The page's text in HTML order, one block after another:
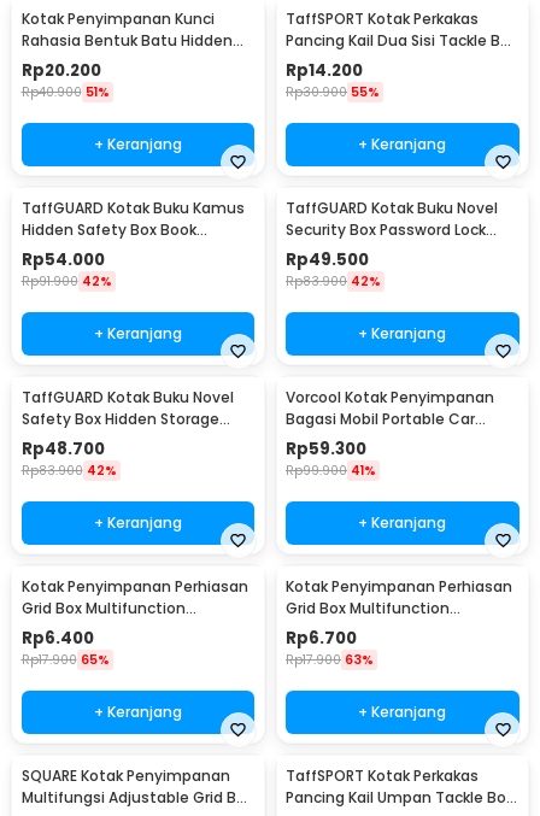
Kotak Penyimpanan Kunci
Rahasia Bentuk Batu Hidden
Key Box - B0521
Rp20.200
Rp40.900 51%
+ Keranjang
TaffSPORT Kotak Perkakas
Pancing Kail Dua Sisi Tackle Box
14 Grid - LX01
Rp14.200
Rp30.900 55%
+ Keranjang
TaffGUARD Kotak Buku Kamus
Hidden Safety Box Book
Password Lock Size S - KB-10P
Rp54.000
Rp91.900 42%
+ Keranjang
TaffGUARD Kotak Buku Novel
Security Box Password Lock
Size S - KB-20P
Rp49.500
Rp83.900 42%
+ Keranjang
TaffGUARD Kotak Buku Novel
Safety Box Hidden Storage
Password Lock - KB-30P
Rp48.700
Rp83.900 42%
+ Keranjang
Vorcool Kotak Penyimpanan
Bagasi Mobil Portable Car
Storage Box 25 L - VL25
Rp59.300
Rp99.900 41%
+ Keranjang
Kotak Penyimpanan Perhiasan
Grid Box Multifunction
Organizer 24 Slot - J13/J24
Rp6.400
Rp17.900 65%
+ Keranjang
Kotak Penyimpanan Perhiasan
Grid Box Multifunction
Organizer 13 Slot - J13/J24
Rp6.700
Rp17.900 63%
+ Keranjang
SQUARE Kotak Penyimpanan
Multifungsi Adjustable Grid Box
TaffSPORT Kotak Perkakas
Pancing Kail Umpan Tackle Box